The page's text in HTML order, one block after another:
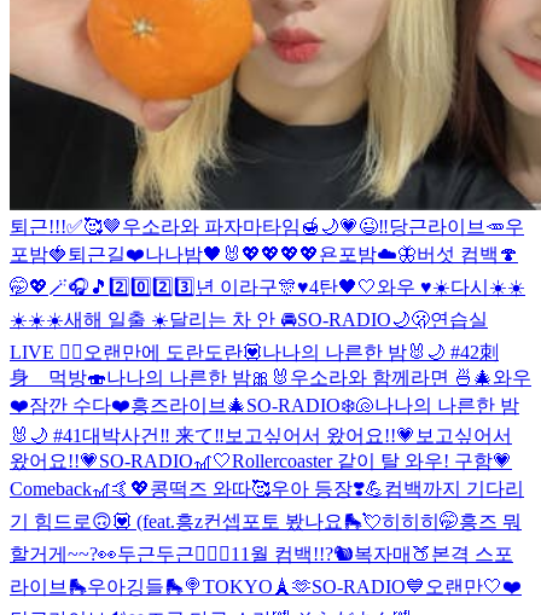
퇴근!!!✅🥰🤎우소라와 파자마타임🍯🌙💗😉‼️당근라이브🥕우
포밤🍓퇴근길❤️나나밤🖤🐰 💖💖💖💖욘포밤☁️🦋버섯 컴백🍄
🤭💖🪄🎧🎵 2️⃣0️⃣2️⃣3️⃣년 이라구🎊♥️4탄🖤🤍와우 ♥️☀️다시☀️☀️
☀️☀️☀️새해 일출 ☀️달리는 차 안 🚘SO-RADIO🌙🫢연습실
LIVE ❤️‍🔥 오랜만에 도란도란💟나나의 나른한 밤🐰🌙 #42刺
身 먹방🍣나나의 나른한 밤🎀🐰 우소라와 함께라면 🍜🎄와우
❤️잠깐 수다❤️흥즈라이브🎄SO-RADIO❄️🐚나나의 나른한 밤
🐰🌙 #41대박사건‼️ 来て‼️ 보고싶어서 왔어요!!💗 보고싶어서
왔어요!!💗SO-RADIO🎢🤍Rollercoaster 같이 탈 와우! 구함💗
Comeback🎢🤙💖콩떡즈 와따🥰우아 등장❣️💪컴백까지 기다리
기 힘드로🙃💟 (feat.흥z컨셉포토 봤나요🛼💘히히히🤭흥즈 뭐
할거게~~?👀두근두근❤️‍🔥 🐢11월 컴백!!?🐿복자매🍑본격 스포
라이브🛼우아깅들🛼🍭TOKYO🗼🫶SO-RADIO💙 오랜만🤍❤️